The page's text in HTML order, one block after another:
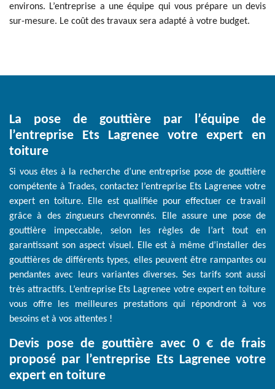
environs. L’entreprise a une équipe qui vous prépare un devis
sur-mesure. Le coût des travaux sera adapté à votre budget.
La pose de gouttière par l’équipe de
l’entreprise Ets Lagrenee votre expert en
toiture
Si vous êtes à la recherche d’une entreprise pose de gouttière
compétente à Trades, contactez l’entreprise Ets Lagrenee votre
expert en toiture. Elle est qualifiée pour effectuer ce travail
grâce à des zingueurs chevronnés. Elle assure une pose de
gouttière impeccable, selon les règles de l’art tout en
garantissant son aspect visuel. Elle est à même d’installer des
gouttières de différents types, elles peuvent être rampantes ou
pendantes avec leurs variantes diverses. Ses tarifs sont aussi
très attractifs. L’entreprise Ets Lagrenee votre expert en toiture
vous offre les meilleures prestations qui répondront à vos
besoins et à vos attentes !
Devis pose de gouttière avec 0 € de frais
proposé par l’entreprise Ets Lagrenee votre
expert en toiture